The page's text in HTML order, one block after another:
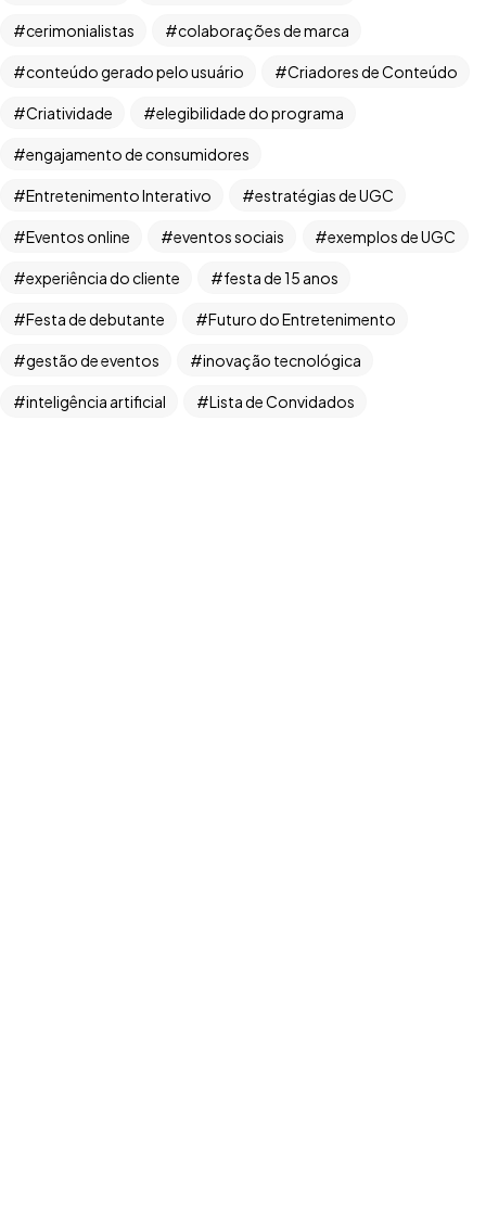
cerimonialistas colaborações de marca
conteúdo gerado pelo usuário Criadores de Conteúdo
Criatividade elegibilidade do programa
engajamento de consumidores
Entretenimento Interativo estratégias de UGC
Eventos online eventos sociais exemplos de UGC
experiência do cliente festa de 15 anos
Festa de debutante Futuro do Entretenimento
gestão de eventos inovação tecnológica
inteligência artificial Lista de Convidados
Tem uma IDEIA
EM MENTE?
Copyright ©2026. Todos Os Direitos Reservados